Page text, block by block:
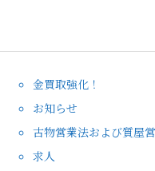
金買取強化！
お知らせ
古物営業法および質屋
求人